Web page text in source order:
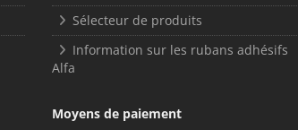
Sélecteur de produits
Information sur les rubans adhésifs
Alfa
Moyens de paiement